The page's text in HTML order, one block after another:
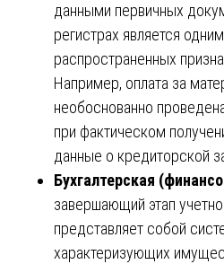
данными первичных
регистрах является
распространенных
Например, оплата за
необоснованно
при фактическом
данные о кредиторской
Бухгалтерская
завершающий этап
представляет собой
характеризующих